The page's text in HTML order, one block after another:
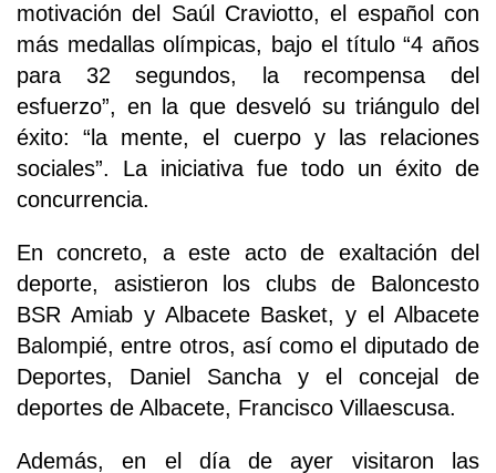
motivación del Saúl Craviotto, el español con
más medallas olímpicas, bajo el título “4 años
para 32 segundos, la recompensa del
esfuerzo”, en la que desveló su triángulo del
éxito: “la mente, el cuerpo y las relaciones
sociales”. La iniciativa fue todo un éxito de
concurrencia.
En concreto, a este acto de exaltación del
deporte, asistieron los clubs de Baloncesto
BSR Amiab y Albacete Basket, y el Albacete
Balompié, entre otros, así como el diputado de
Deportes, Daniel Sancha y el concejal de
deportes de Albacete, Francisco Villaescusa.
Además, en el día de ayer visitaron las